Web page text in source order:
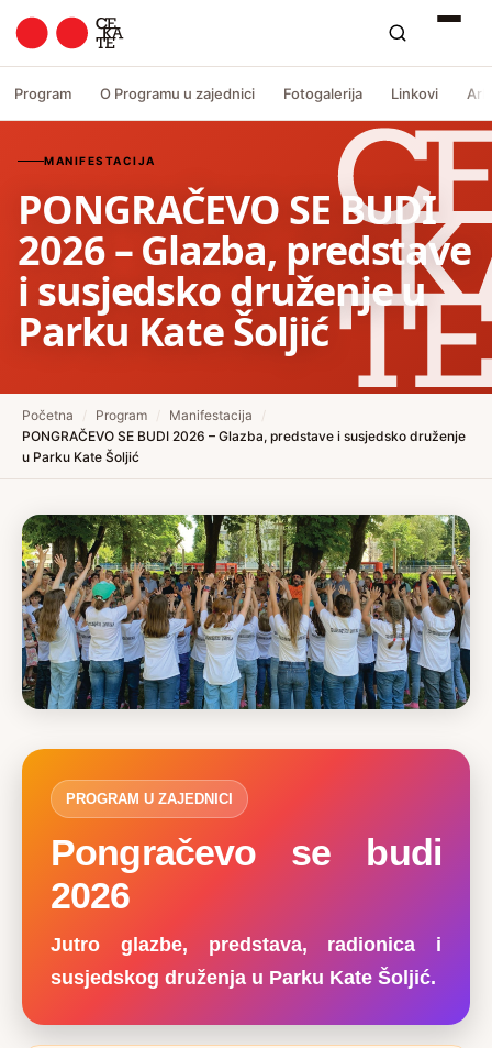
Program O Programu u zajednici Fotogalerija Linkovi
MANIFESTACIJA
PONGRAČEVO SE BUDI
2026 – Glazba, predstave
i susjedsko druženje u
Parku Kate Šoljić
Početna Program Manifestacija
PONGRAČEVO SE BUDI 2026 – Glazba, predstave i susjedsko druženje
u Parku Kate Šoljić
PROGRAM U ZAJEDNICI
Pongračevo se budi
2026
Jutro glazbe, predstava, radionica i
susjedskog druženja u Parku Kate Šoljić.